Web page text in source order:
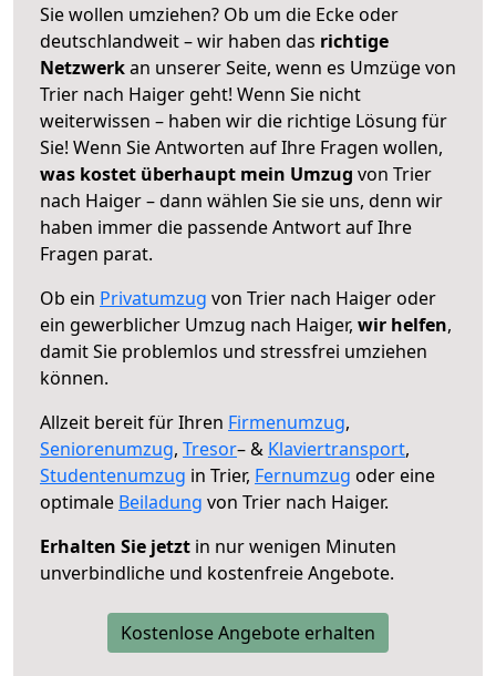
Sie wollen umziehen? Ob um die Ecke oder
deutschlandweit – wir haben das richtige
Netzwerkan unserer Seite, wenn es Umzüge von
Trier nach Haiger geht! Wenn Sie nicht
weiterwissen – haben wir die richtige Lösung für
Sie! Wenn Sie Antworten auf Ihre Fragen wollen,
was kostet überhaupt mein Umzug von Trier
nach Haiger – dann wählen Sie sie uns, denn wir
haben immer die passende Antwort auf Ihre
Fragen parat.
Ob ein Privatumzug von Trier nach Haiger oder
ein gewerblicher Umzug nach Haiger, wir helfen,
damit Sie problemlos und stressfrei umziehen
können.
Allzeit bereit für Ihren Firmenumzug,
Seniorenumzug, Tresor– & Klaviertransport,
Studentenumzug in Trier, Fernumzug oder eine
optimale Beiladung von Trier nach Haiger.
Erhalten Sie jetzt in nur wenigen Minuten
unverbindliche und kostenfreie Angebote.
Kostenlose Angebote erhalten